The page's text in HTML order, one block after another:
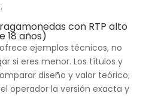
con RTP alto
18 años)
ejemplos técnicos, no
si eres menor. Los títulos y
diseño y valor teórico;
operador la versión exacta y